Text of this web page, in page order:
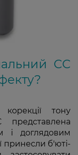
CC
тону
і доглядовим
принесли б'юті-